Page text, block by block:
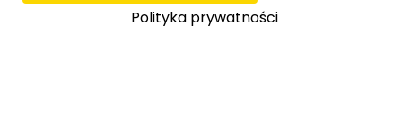
Polityka prywatności